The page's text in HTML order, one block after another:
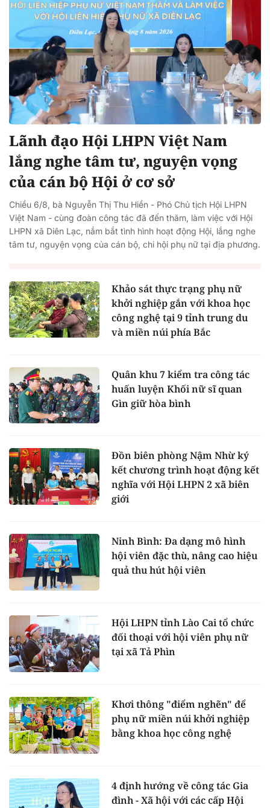
Lãnh đạo Hội LHPN Việt Nam
lắng nghe tâm tư, nguyện vọng
của cán bộ Hội ở cơ sở
Chiều 6/8, bà Nguyễn Thị Thu Hiền - Phó Chủ tịch Hội LHPN
Việt Nam - cùng đoàn công tác đã đến thăm, làm việc với Hội
LHPN xã Diên Lạc, nắm bắt tình hình hoạt động Hội, lắng nghe
tâm tư, nguyện vọng của cán bộ, chi hội phụ nữ tại địa phương.
Khảo sát thực trạng phụ nữ
khởi nghiệp gắn với khoa học
công nghệ tại 9 tỉnh trung du
và miền núi phía Bắc
Quân khu 7 kiểm tra công tác
huấn luyện Khối nữ sĩ quan
Gìn giữ hòa bình
Đồn biên phòng Nậm Nhừ ký
kết chương trình hoạt động kết
nghĩa với Hội LHPN 2 xã biên
giới
Ninh Bình: Đa dạng mô hình
hội viên đặc thù, nâng cao hiệu
quả thu hút hội viên
Hội LHPN tỉnh Lào Cai tổ chức
đối thoại với hội viên phụ nữ
tại xã Tả Phìn
Khơi thông "điểm nghẽn" để
phụ nữ miền núi khởi nghiệp
bằng khoa học công nghệ
4 định hướng về công tác Gia
đình - Xã hội với các cấp Hội